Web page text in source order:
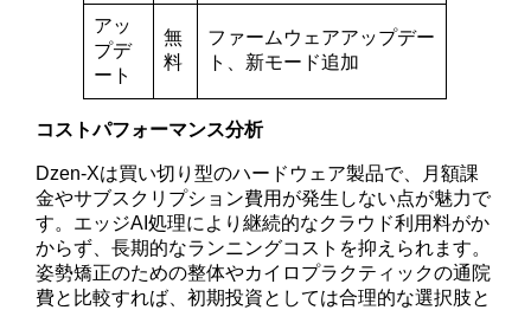
アッ
プデ
ート
無
料
ファームウェアアップデー
ト、新モード追加
コストパフォーマンス分析
Dzen-Xは買い切り型のハードウェア製品で、月額課
金やサブスクリプション費用が発生しない点が魅力で
す。エッジAI処理により継続的なクラウド利用料がか
からず、長期的なランニングコストを抑えられます。
姿勢矯正のための整体やカイロプラクティックの通院
費と比較すれば、初期投資としては合理的な選択肢と